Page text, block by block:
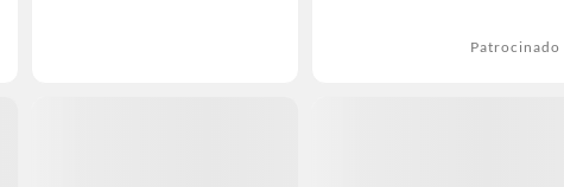
Patrocinado